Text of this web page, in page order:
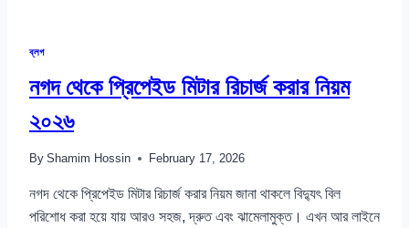
ব্লগ
নগদ থেকে প্রিপেইড মিটার রিচার্জ করার নিয়ম
২০২৬
By Shamim Hossin February 17, 2026
নগদ থেকে প্রিপেইড মিটার রিচার্জ করার নিয়ম জানা থাকলে বিদ্যুৎ বিল
পরিশোধ করা হয়ে যায় আরও সহজ, দ্রুত এবং ঝামেলামুক্ত। এখন আর লাইনে